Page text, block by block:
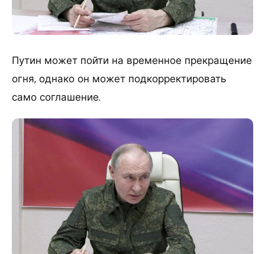
Путин может пойти на временное прекращение
огня, однако он может подкорректировать
само соглашение.